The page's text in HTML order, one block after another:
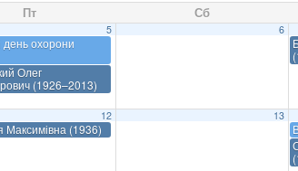
Пт Сб
5
день охорони
Олег
(1926–2013)
6
12
Максимівна (1936)
13